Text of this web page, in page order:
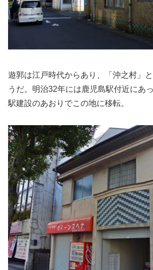
遊郭は江戸時代からあり、「沖之村」
うだ。明治32年には鹿児島駅付近にあ
駅建設のあおりでこの地に移転。